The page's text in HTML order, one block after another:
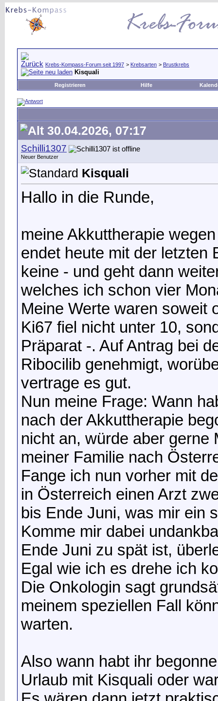
Krebs-Kompass-Forum seit 1997 > Krebsarten > Brustkrebs
Kisquali
Registrieren Hilfe
30.04.2026, 07:17
Schilli1307
Neuer Benutzer
Kisquali
Hallo in die Runde,
meine Akkuttherapie
endet heute mit der letzten
keine - und geht dann
welches ich schon vier
Meine Werte waren soweit
Ki67 fiel nicht unter 10,
Präparat -. Auf Antrag bei
Ribocilib genehmigt,
vertrage es gut.
Nun meine Frage: Wann
nach der Akkuttherapie
nicht an, würde aber gerne
meiner Familie nach
Fange ich nun vorher mit
in Österreich einen Arzt
bis Ende Juni, was mir ein
Komme mir dabei
Ende Juni zu spät ist,
Egal wie ich es drehe ich
Die Onkologin sagt
meinem speziellen Fall
warten.
Also wann habt ihr
Urlaub mit Kisquali oder